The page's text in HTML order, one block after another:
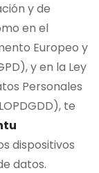
y de
en el
Europeo y
y en la Ley
Personales
te
dispositivos
datos.